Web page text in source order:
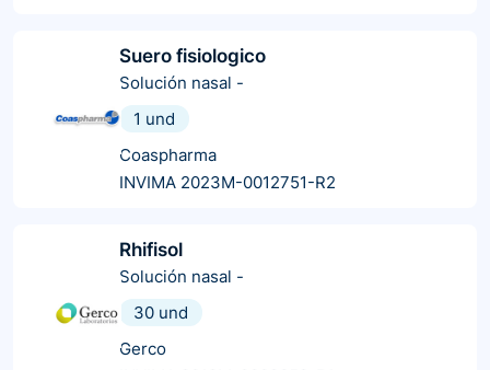
Suero fisiologico
Solución nasal -
1 und
Coaspharma
INVIMA 2023M-0012751-R2
Rhifisol
Solución nasal -
30 und
Gerco